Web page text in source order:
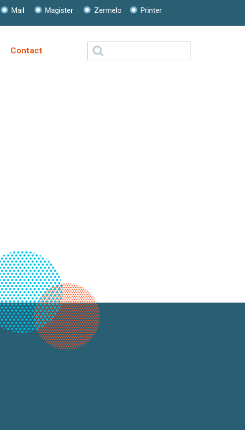
Mail Magister Zermelo Printer
Contact